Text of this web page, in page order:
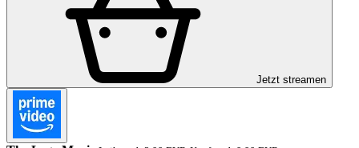
Jetzt streamen